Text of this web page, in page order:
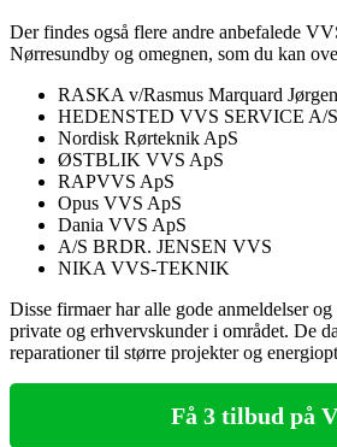
Der findes også flere andre anbefalede
Nørresundby og omegnen, som du kan
RASKA v/Rasmus Marquard
HEDENSTED VVS SERVICE A/S
Nordisk Rørteknik ApS
ØSTBLIK VVS ApS
RAPVVS ApS
Opus VVS ApS
Dania VVS ApS
A/S BRDR. JENSEN VVS
NIKA VVS-TEKNIK
Disse firmaer har alle gode anmeldelser
private og erhvervskunder i området. De
reparationer til større projekter og
Få 3 tilbud på